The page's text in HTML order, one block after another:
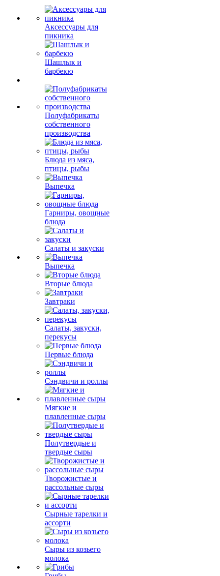
Аксессуары для
пикника
Шашлык и
барбекю
Полуфабрикаты
собственного
производства
Блюда из мяса,
птицы, рыбы
Выпечка
Гарниры, овощные
блюда
Салаты и закуски
Выпечка
Вторые блюда
Завтраки
Салаты, закуски,
перекусы
Первые блюда
Сэндвичи и роллы
Мягкие и
плавленные сыры
Полутвердые и
твердые сыры
Творожистые и
рассольные сыры
Сырные тарелки и
ассорти
Сыры из козьего
молока